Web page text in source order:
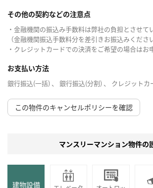
その他の契約などの注意点
・金融機関の振込み手数料は弊社の負担とさせて
（金融機関振込手数料分を差引きお振込みくださ
・クレジットカードでの決済をご希望の場合はお
お支払い方法
銀行振込(一括) 、 銀行振込(分割) 、 クレジットカ
この物件のキャンセルポリシーを確認
マンスリーマンション物件の
建物設備